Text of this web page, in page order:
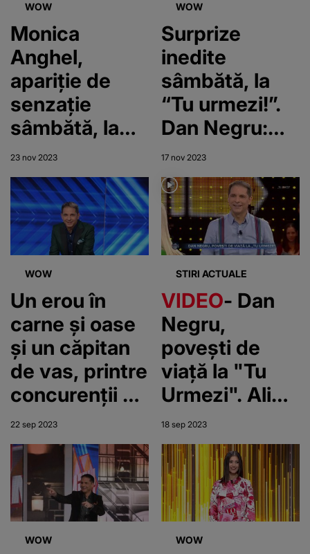
WOW
Monica
Anghel,
apariție de
senzație
sâmbătă, la
“Tu urmezi!”
23 nov 2023
WOW
Surprize
inedite
sâmbătă, la
“Tu urmezi!”.
Dan Negru:
"Niciodată nu
am avut un
concurent cu
un asemenea
traseu în
emisiunea
aceasta!"
17 nov 2023
WOW
Un erou în
carne și oase
și un căpitan
de vas, printre
concurenții de
duminică, de
la “Tu urmezi!”
22 sep 2023
STIRI ACTUALE
VIDEO- Dan
Negru,
povești de
viață la "Tu
Urmezi". Alina
Eremia,
invitata
specială a
serii
18 sep 2023
WOW WOW